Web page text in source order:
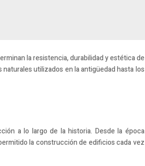
la resistencia, durabilidad y estética de
utilizados en la antigüedad hasta los
a lo largo de la historia. Desde la época
la construcción de edificios cada vez